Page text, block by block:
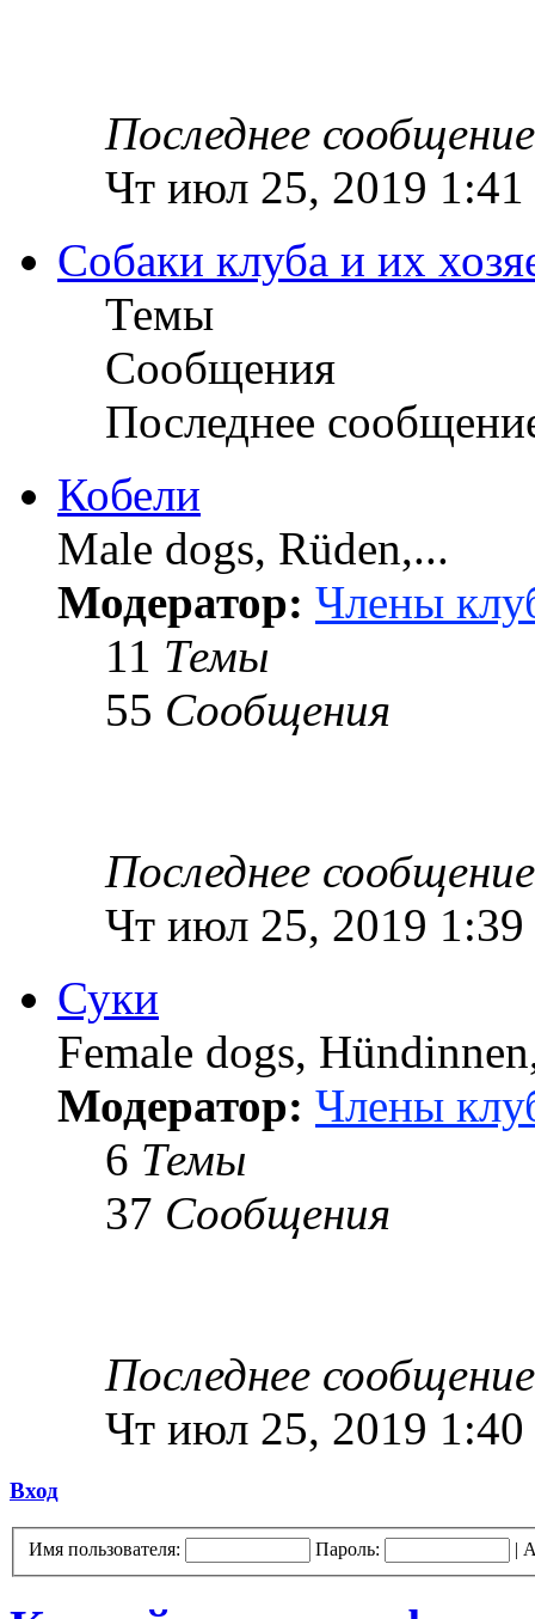
Последнее сообщение
Чт июл 25, 2019 1:41
Собаки клуба и их
Темы
Сообщения
Последнее
Кобели
Male dogs, Rüden,...
Модератор: Члены
11 Темы
55 Сообщения
Последнее сообщение
Чт июл 25, 2019 1:39
Суки
Female dogs,
Модератор: Члены
6 Темы
37 Сообщения
Последнее сообщение
Чт июл 25, 2019 1:40
Вход
Имя пользователя: Пароль: |